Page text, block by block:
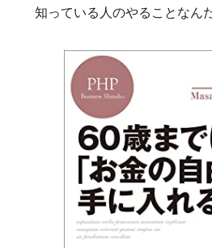
知っている人のやることなん